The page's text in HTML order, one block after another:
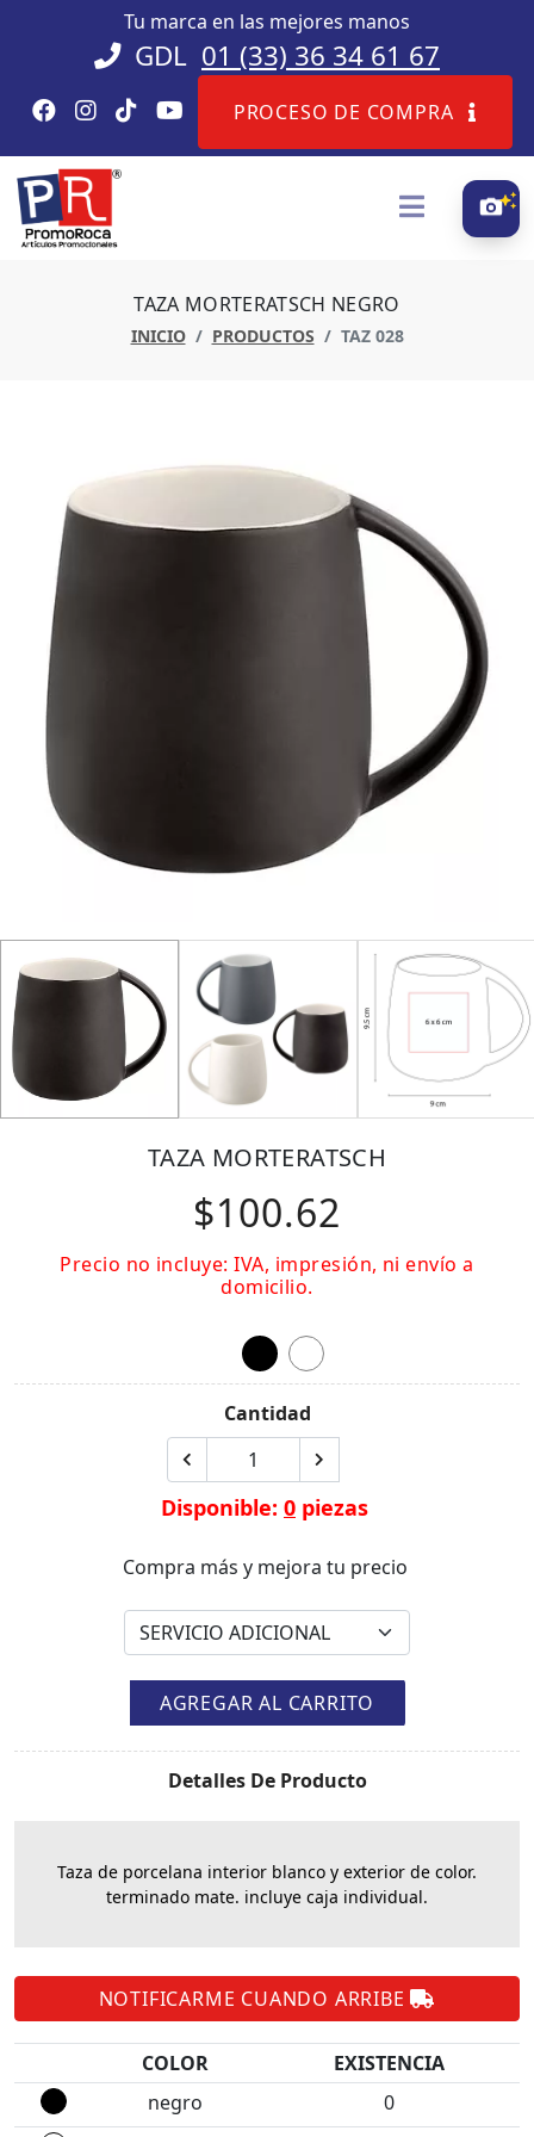
Tu marca en las mejores manos
GDL 01 (33) 36 34 61 67
PROCESO DE COMPRA
TAZA MORTERATSCH NEGRO
INICIO PRODUCTOS TAZ 028
TAZA MORTERATSCH
$100.62
Precio no incluye: IVA, impresión, ni envío a
domicilio.
Cantidad
Disponible: 0 piezas
Compra más y mejora tu precio
AGREGAR AL CARRITO
Detalles De Producto
Taza de porcelana interior blanco y exterior de color.
terminado mate. incluye caja individual.
NOTIFICARME CUANDO ARRIBE
COLOR
EXISTENCIA
negro
0